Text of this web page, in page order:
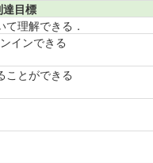
目標
理解できる．
インできる
ことができる